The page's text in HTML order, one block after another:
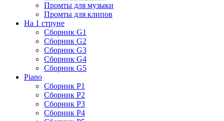
Промты для музыки
Промты для клипов
На 1 струне
Сборник G1
Сборник G2
Сборник G3
Сборник G4
Сборник G5
Piano
Сборник P1
Сборник P2
Сборник P3
Сборник P4